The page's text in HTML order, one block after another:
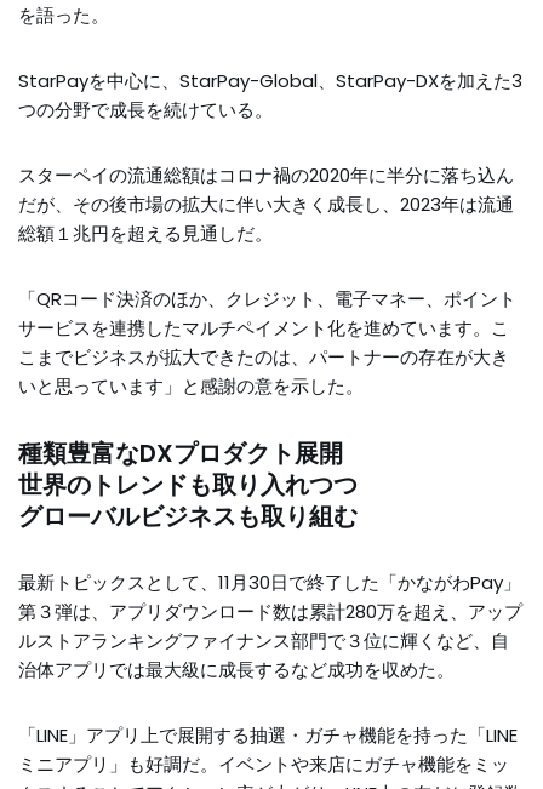
を語った。
StarPayを中心に、StarPay-Global、StarPay-DXを加えた3
つの分野で成長を続けている。
スターペイの流通総額はコロナ禍の2020年に半分に落ち込ん
だが、その後市場の拡大に伴い大きく成長し、2023年は流通
総額１兆円を超える見通しだ。
「QRコード決済のほか、クレジット、電子マネー、ポイント
サービスを連携したマルチペイメント化を進めています。こ
こまでビジネスが拡大できたのは、パートナーの存在が大き
いと思っています」と感謝の意を示した。
種類豊富なDXプロダクト展開
世界のトレンドも取り入れつつ
グローバルビジネスも取り組む
最新トピックスとして、11月30日で終了した「かながわPay」
第３弾は、アプリダウンロード数は累計280万を超え、アップ
ルストアランキングファイナンス部門で３位に輝くなど、自
治体アプリでは最大級に成長するなど成功を収めた。
「LINE」アプリ上で展開する抽選・ガチャ機能を持った「LINE
ミニアプリ」も好調だ。イベントや来店にガチャ機能をミッ